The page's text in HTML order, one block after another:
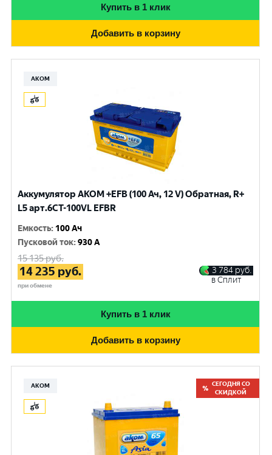
Купить в 1 клик
Добавить в корзину
АКОМ
Аккумулятор AKOM +EFB (100 Ач, 12 V) Обратная, R+
L5 арт.6СТ-100VL EFBR
Емкость: 100 Ач
Пусковой ток:930 A
15 135руб.
14 235 руб.
при обмене
3 784 руб.
в Сплит
Купить в 1 клик
Добавить в корзину
АКОМ
СЕГОДНЯ СО
СКИДКОЙ